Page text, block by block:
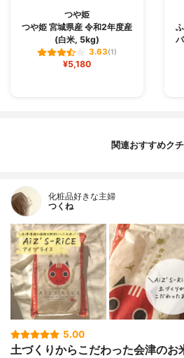
つや姫
つや姫 宮城県産 令和2年度産
(白米, 5kg)
3.63(1)
¥5,180
関連おすすめク
化粧品好きな主婦
つくね
5.00
土づくりからこだわった会津のお